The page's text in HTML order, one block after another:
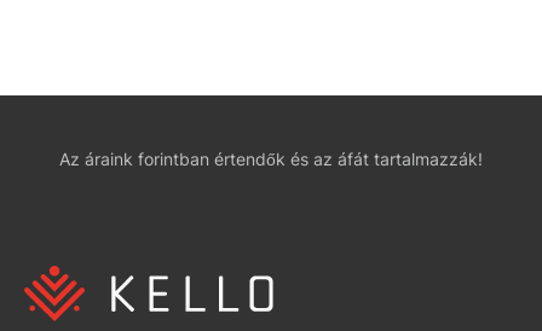
Az áraink forintban értendők és az áfát tartalmazzák!